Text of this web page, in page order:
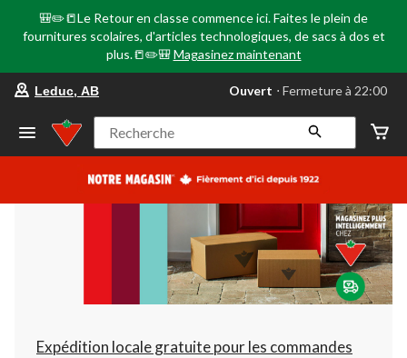
🎒✏️📒Le Retour en classe commence ici. Faites le plein de
fournitures scolaires, d'articles technologiques, de sacs à dos et
plus.📒✏️🎒 Magasinez maintenant
votre
préféré
Leduc,
AB,
courament
Fermeture
à
22:00
cliquer
pour
changer
Leduc, AB Ouvert ⋅ Fermeture à 22:00
Recherche
Expédition locale gratuite pour les commandes